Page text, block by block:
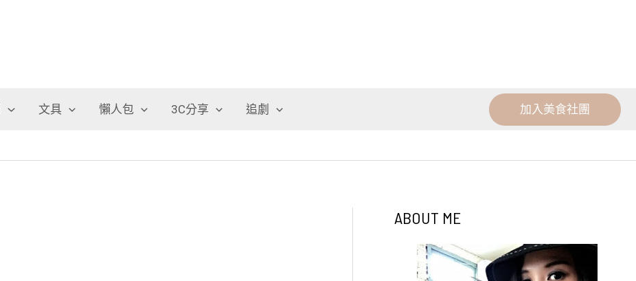
文具 懶人包 3C分享 追劇 加入美食社團
ABOUT ME